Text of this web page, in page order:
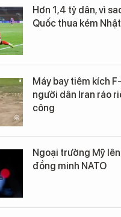
Hơn 1,4 tỷ dân, vì
Quốc thua kém
Máy bay tiêm kích
người dân Iran ráo
công
Ngoại trưởng Mỹ
đồng minh NATO